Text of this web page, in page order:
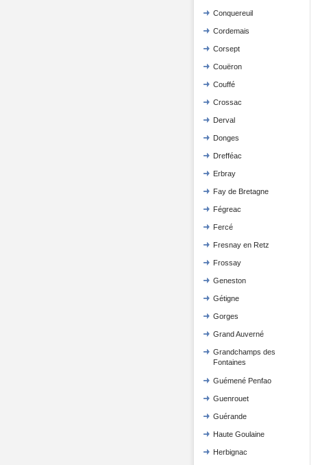
Conquereuil
Cordemais
Corsept
Couëron
Couffé
Crossac
Derval
Donges
Drefféac
Erbray
Fay de Bretagne
Fégreac
Fercé
Fresnay en Retz
Frossay
Geneston
Gétigne
Gorges
Grand Auverné
Grandchamps des
Fontaines
Guémené Penfao
Guenrouet
Guérande
Haute Goulaine
Herbignac